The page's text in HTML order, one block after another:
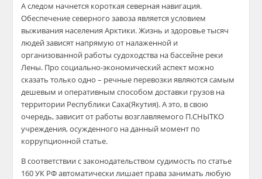
А следом начнется короткая северная навигация.
Обеспечение северного завоза является условием
выживания населения Арктики. Жизнь и здоровье тысяч
людей зависят напрямую от налаженной и
организованной работы судоходства на бассейне реки
Лены. Про социально-экономический аспект можно
сказать только одно – речные перевозки являются самым
дешевым и оперативным способом доставки грузов на
территории Республики Саха(Якутия). А это, в свою
очередь, зависит от работы возглавляемого П.СНЫТКО
учреждения, осужденного на данный момент по
коррупционной статье.
В соответствии с законодательством судимость по статье
160 УК РФ автоматически лишает права занимать любую